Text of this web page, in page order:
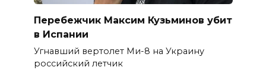
Перебежчик Максим Кузьминов убит
в Испании
Угнавший вертолет Ми-8 на Украину
российский летчик